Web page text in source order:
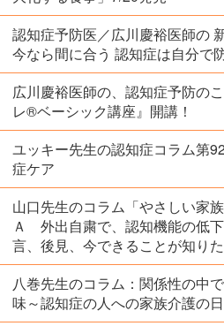
認知症予防医／広川慶裕医師の
今なら間に合う 認知症は自分で
広川慶裕医師の、認知症予防の
レ®️ベーシック講座』開講！
ユッキー先生の認知症コラム第
症ケア
山口先生のコラム「やさしい家
Ａ 外出自粛で、認知機能の低
言、後見、今できることが知り
八巻先生のコラム：関係性の中
味～認知症の人への家族介護の